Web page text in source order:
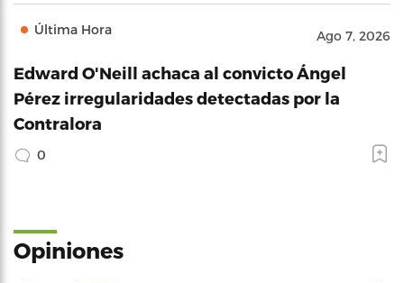
Última Hora Ago 7, 2026
Edward O'Neill achaca al convicto Ángel
Pérez irregularidades detectadas por la
Contralora
0
Opiniones